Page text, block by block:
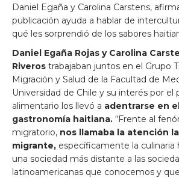
Daniel Egaña y Carolina Carstens,
publicación ayuda a hablar de
qué les sorprendió de los sabores
Daniel Egaña Rojas y Carolina
Riveros trabajaban juntos en el Grupo
Migración y Salud de la Facultad de
Universidad de Chile y su interés por el
alimentario los llevó a adentrarse en
gastronomía haitiana. “Frente al
migratorio, nos llamaba la atención
migrante, específicamente la culinaria
una sociedad más distante a las
latinoamericanas que conocemos y